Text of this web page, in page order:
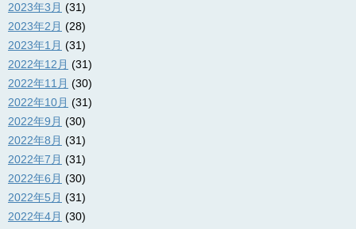
2023年3月 (31)
2023年2月 (28)
2023年1月 (31)
2022年12月 (31)
2022年11月 (30)
2022年10月 (31)
2022年9月 (30)
2022年8月 (31)
2022年7月 (31)
2022年6月 (30)
2022年5月 (31)
2022年4月 (30)